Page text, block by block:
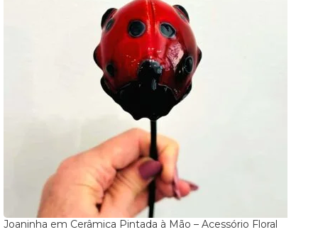
Joaninha em Cerâmica Pintada à Mão – Acessório Floral